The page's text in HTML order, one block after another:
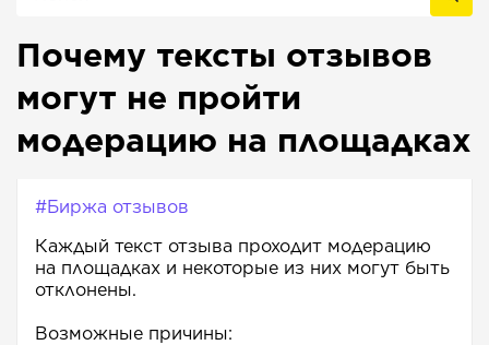
Почему тексты отзывов
могут не пройти
модерацию на площадках
#Биржа отзывов
Каждый текст отзыва проходит модерацию
на площадках и некоторые из них могут быть
отклонены.
Возможные причины: